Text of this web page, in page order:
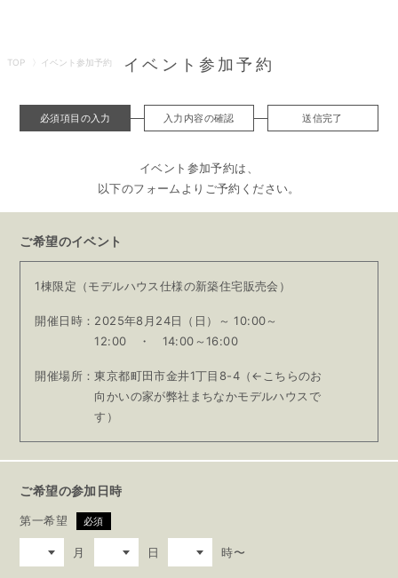
TOP イベント参加予約 イベント参加予約
必須項目の入力 入力内容の確認 送信完了
イベント参加予約は、
以下のフォームよりご予約ください。
ご希望のイベント
1棟限定（モデルハウス仕様の新築住宅販売会）
開催日時： 2025年8月24日（日）～ 10:00～
12:00 ・ 14:00～16:00
開催場所：東京都町田市金井1丁目8-4（←こちらのお
向かいの家が弊社まちなかモデルハウスで
す）
ご希望の参加日時
第一希望 必須
月 日 時〜